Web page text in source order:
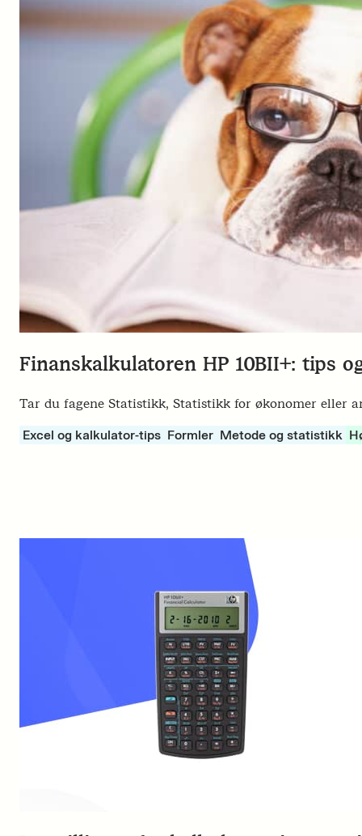
Finanskalkulatoren HP 10BII+: tips
Tar du fagene Statistikk, Statistikk for økonomer eller
Excel og kalkulator-tips Formler Metode og statistikk